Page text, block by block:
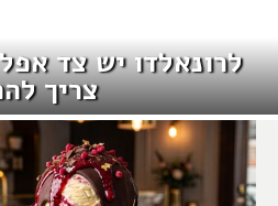
לרונאלדו יש צד
צריך